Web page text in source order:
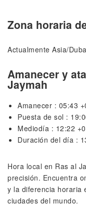
Zona horaria
Actualmente Asia/
Amanecer y
Jaymah
Amanecer : 05:43
Puesta de sol :
Mediodía : 12:22
Duración del día :
Hora local en Ras al
precisión. Encuentra
y la diferencia horaria
ciudades del mundo.